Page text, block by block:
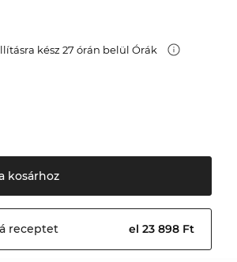
kész 27 órán belül Órák
kosárhoz
receptet el 23 898 Ft